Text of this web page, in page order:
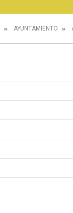
AYUNTAMIENTO